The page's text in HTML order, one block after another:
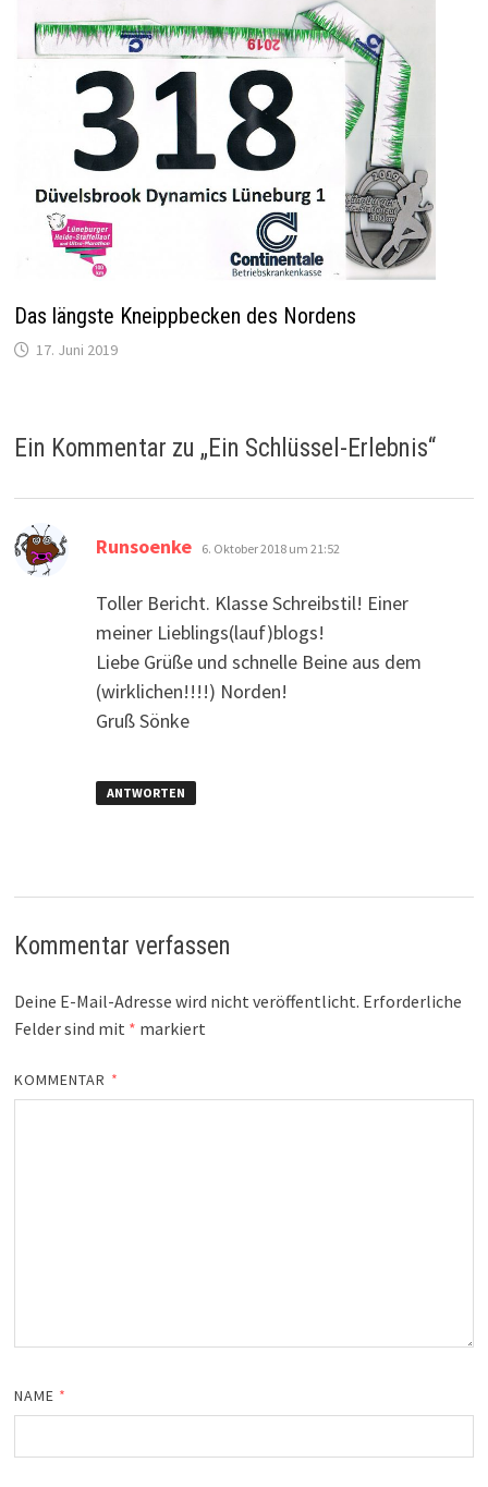
Das längste Kneippbecken des Nordens
17. Juni 2019
Ein Kommentar zu „Ein Schlüssel-Erlebnis“
Runsoenke sagt:
6. Oktober 2018 um 21:52
Toller Bericht. Klasse Schreibstil! Einer
meiner Lieblings(lauf)blogs!
Liebe Grüße und schnelle Beine aus dem
(wirklichen!!!!) Norden!
Gruß Sönke
ANTWORTEN
Kommentar verfassen
Deine E-Mail-Adresse wird nicht veröffentlicht. Erforderliche
Felder sind mit * markiert
KOMMENTAR *
NAME *